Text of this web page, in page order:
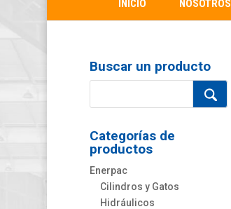
INICIO NOSOTROS
Buscar un producto
Categorías de
productos
Enerpac
Cilindros y Gatos
Hidráulicos